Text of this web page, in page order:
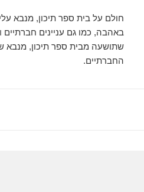
חולם על בית ספר תיכון, מנבא
באהבה, כמו גם עניינים חברתיים
שתושעה מבית ספר תיכון, מנבא
החברתיים.